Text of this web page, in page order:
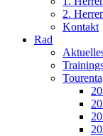
2.
Kontakt
Rad